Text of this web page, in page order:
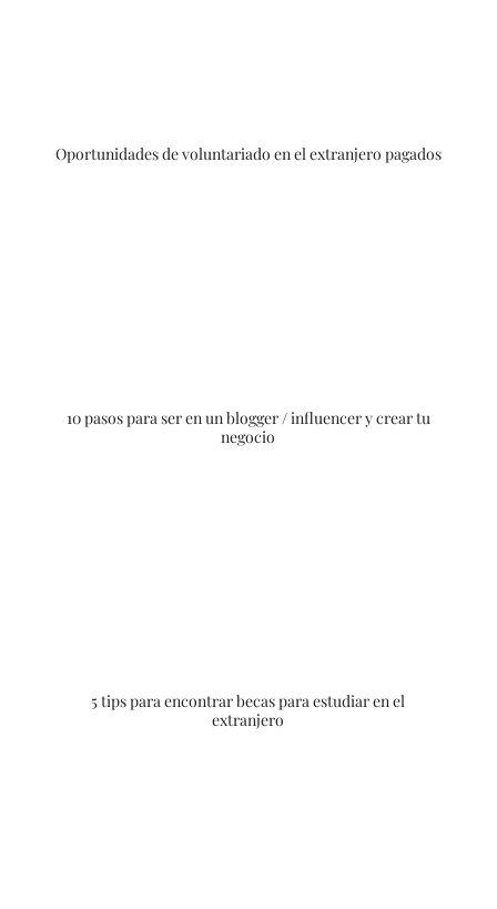
Oportunidades de voluntariado en el extranjero pagados
10 pasos para ser en un blogger / influencer y crear tu
negocio
5 tips para encontrar becas para estudiar en el
extranjero